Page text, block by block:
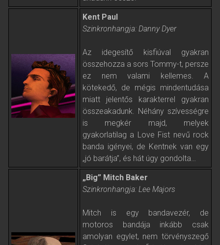
Kent Paul
Szinkronhangja: Danny Dyer
Az idegesítő kisfiúval gyakran
összehozza a sors Tommy-t, persze
ez nem valami kellemes. A
kötekedő, de mégis mindentudása
miatt jelentős karakterrel gyakran
összeakadunk. Néhány szívességre
is megkér majd, melyek
gyakorlatilag a Love Fist nevű rock
banda igényei, de Kentnek van egy
„jó barátja”, és hát úgy gondolta…
„Big” Mitch Baker
Szinkronhangja: Lee Majors
Mitch is egy bandavezér, de
motoros bandája inkább csak
amolyan egylet, nem törvényszegő